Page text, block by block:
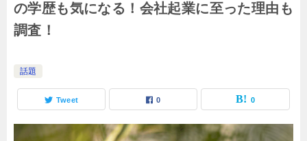
の学歴も気になる！会社起業に至った理由も
調査！
話題
Tweet 0 0